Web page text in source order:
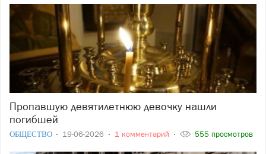
Пропавшую девятилетнюю девочку нашли
погибшей
ОБЩЕСТВО 19-06-2026 1 комментарий 555 просмотров